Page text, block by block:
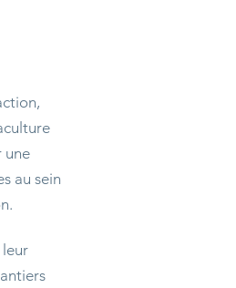
une
au sein
leur